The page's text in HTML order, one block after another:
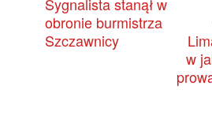
obronie burmistrza
Szczawnicy
w